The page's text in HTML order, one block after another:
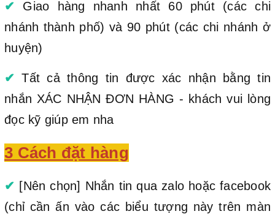
✔ Giao hàng nhanh nhất 60 phút (các chi
nhánh thành phố) và 90 phút (các chi nhánh ở
huyện)
✔ Tất cả thông tin được xác nhận bằng tin
nhắn XÁC NHẬN ĐƠN HÀNG - khách vui lòng
đọc kỹ giúp em nha
3 Cách đặt hàng
✔ [Nên chọn] Nhắn tin qua zalo hoặc facebook
(chỉ cần ấn vào các biểu tượng này trên màn